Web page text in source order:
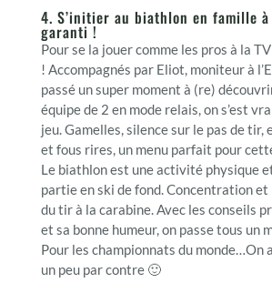
4. S’initier au biathlon en famille
garanti !
Pour se la jouer comme les pros à la
! Accompagnés par Eliot, moniteur à
passé un super moment à (re)
équipe de 2 en mode relais, on s’est
jeu. Gamelles, silence sur le pas de tir,
et fous rires, un menu parfait pour
Le biathlon est une activité physique
partie en ski de fond. Concentration
du tir à la carabine. Avec les conseils
et sa bonne humeur, on passe tous un
Pour les championnats du monde…On
un peu par contre 🙂